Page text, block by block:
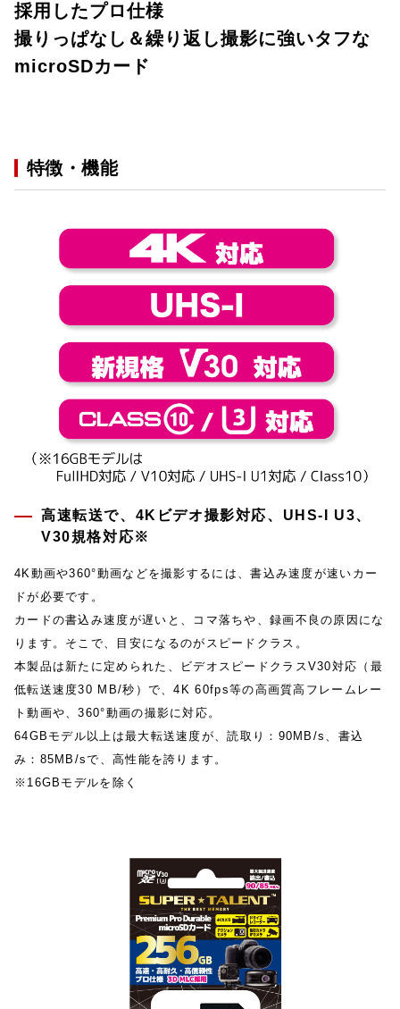
採用したプロ仕様
撮りっぱなし＆繰り返し撮影に強いタフな
microSDカード
特徴・機能
高速転送で、4Kビデオ撮影対応、UHS-I U3、
V30規格対応※
4K動画や360°動画などを撮影するには、書込み速度が速いカー
ドが必要です。
カードの書込み速度が遅いと、コマ落ちや、録画不良の原因にな
ります。そこで、目安になるのがスピードクラス。
本製品は新たに定められた、ビデオスピードクラスV30対応（最
低転送速度30 MB/秒）で、4K 60fps等の高画質高フレームレー
ト動画や、360°動画の撮影に対応。
64GBモデル以上は最大転送速度が、読取り：90MB/s、書込
み：85MB/sで、高性能を誇ります。
※16GBモデルを除く